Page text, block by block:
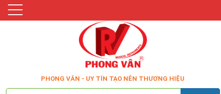
PHONG VÂN - UY TÍN TẠO NÊN THƯƠNG HIỆU